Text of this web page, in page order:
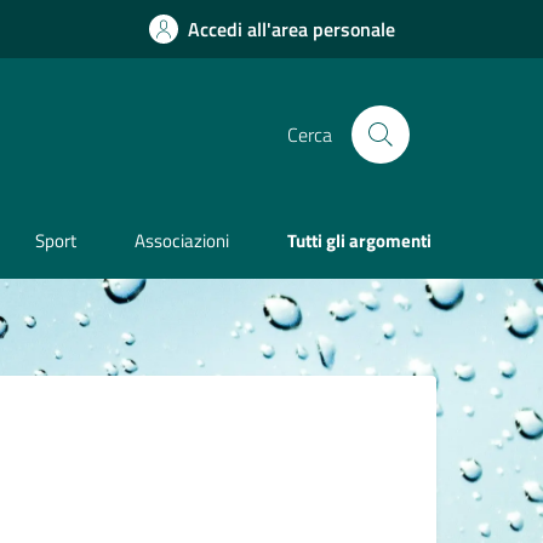
Accedi all'area personale
Cerca
Sport Associazioni Tutti gli argomenti